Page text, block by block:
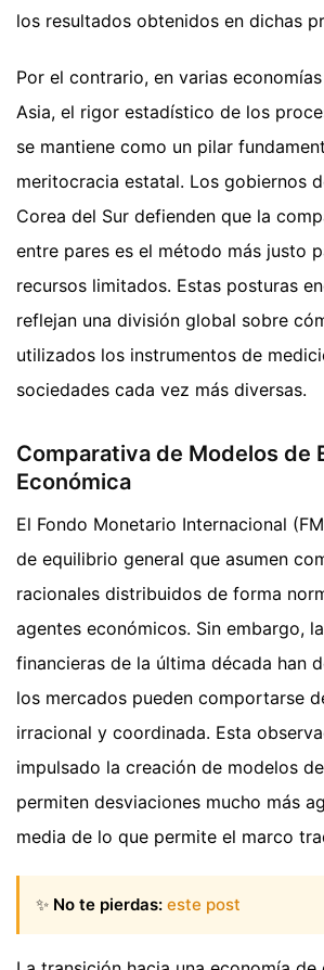
los resultados obtenidos en dichas
Por el contrario, en varias
Asia, el rigor estadístico de los
se mantiene como un pilar
meritocracia estatal. Los gobiernos
Corea del Sur defienden que la
entre pares es el método más justo
recursos limitados. Estas posturas
reflejan una división global sobre
utilizados los instrumentos de
sociedades cada vez más diversas.
Comparativa de Modelos de
Económica
El Fondo Monetario Internacional
de equilibrio general que asumen
racionales distribuidos de forma
agentes económicos. Sin embargo,
financieras de la última década han
los mercados pueden comportarse
irracional y coordinada. Esta
impulsado la creación de modelos
permiten desviaciones mucho más
media de lo que permite el marco
✨ No te pierdas: este post